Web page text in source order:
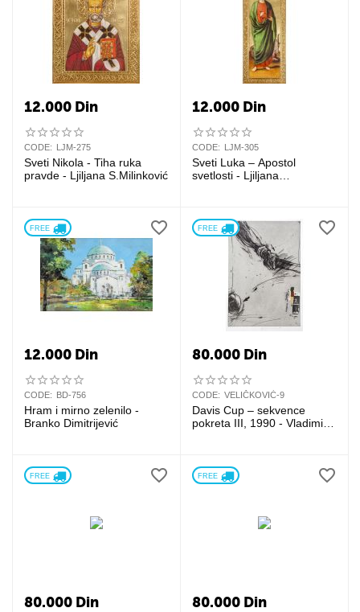
12.000 Din
CODE: LJM-275
Sveti Nikola - Tiha ruka
pravde - Ljiljana S.Milinković
12.000 Din
CODE: LJM-305
Sveti Luka – Apostol
svetlosti - Ljiljana
FREE
12.000 Din
CODE: BD-756
Hram i mirno zelenilo -
Branko Dimitrijević
FREE
80.000 Din
CODE: VELIČKOVIĆ-9
Davis Cup – sekvence
pokreta III, 1990 - Vladimir
FREE
80.000 Din
FREE
80.000 Din